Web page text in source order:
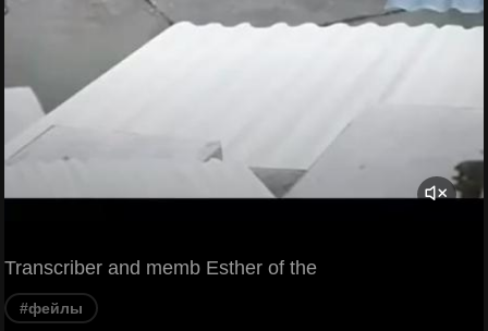
Transcriber and memb Esther of the
#фейлы